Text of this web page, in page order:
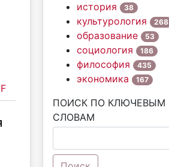
история 38
культурология 268
образование 53
социология 186
философия 435
экономика 167
ПОИСК ПО КЛЮЧЕВЫМ
СЛОВАМ